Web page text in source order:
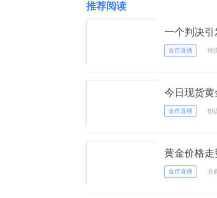
推荐阅读
一个判决
唱凯歌
金市直播 经
今日现货黄
金市直播 协
黄金价格走
保释等大事
金市直播 方